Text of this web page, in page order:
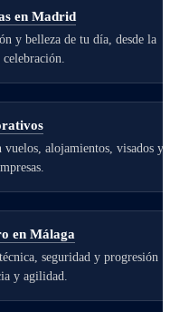
en Madrid
y belleza de tu día, desde la
celebración.
vuelos, alojamientos, visados y
en Málaga
seguridad y progresión
y agilidad.